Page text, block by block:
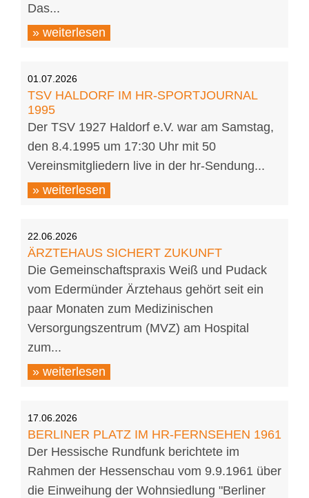
Das...
» weiterlesen
01.07.2026
TSV HALDORF IM HR-SPORTJOURNAL
1995
Der TSV 1927 Haldorf e.V. war am Samstag,
den 8.4.1995 um 17:30 Uhr mit 50
Vereinsmitgliedern live in der hr-Sendung...
» weiterlesen
22.06.2026
ÄRZTEHAUS SICHERT ZUKUNFT
Die Gemeinschaftspraxis Weiß und Pudack
vom Edermünder Ärztehaus gehört seit ein
paar Monaten zum Medizinischen
Versorgungszentrum (MVZ) am Hospital
zum...
» weiterlesen
17.06.2026
BERLINER PLATZ IM HR-FERNSEHEN 1961
Der Hessische Rundfunk berichtete im
Rahmen der Hessenschau vom 9.9.1961 über
die Einweihung der Wohnsiedlung "Berliner